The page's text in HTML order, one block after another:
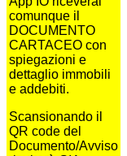
comunque il
DOCUMENTO
CARTACEO con
spiegazioni e
dettaglio immobili
e addebiti.
Scansionando il
QR code del
Documento/Avviso